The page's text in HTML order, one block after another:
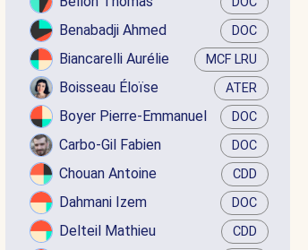
Benabadji Ahmed DOC
Biancarelli Aurélie MCF LRU
Boisseau Éloïse ATER
Boyer Pierre-Emmanuel DOC
Carbo-Gil Fabien DOC
Chouan Antoine CDD
Dahmani Izem DOC
Delteil Mathieu CDD